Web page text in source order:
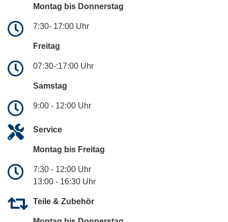
Montag bis Donnerstag
7:30- 17:00 Uhr
Freitag
07:30-:17:00 Uhr
Samstag
9:00 - 12:00 Uhr
Service
Montag bis Freitag
7:30 - 12:00 Uhr
13:00 - 16:30 Uhr
Teile & Zubehör